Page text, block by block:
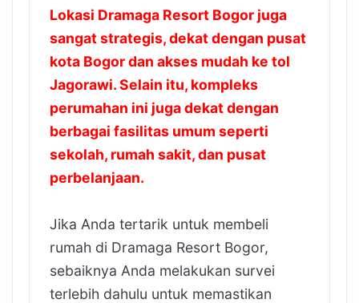
Lokasi Dramaga Resort Bogor juga
sangat strategis, dekat dengan pusat
kota Bogor dan akses mudah ke tol
Jagorawi. Selain itu, kompleks
perumahan ini juga dekat dengan
berbagai fasilitas umum seperti
sekolah, rumah sakit, dan pusat
perbelanjaan.
Jika Anda tertarik untuk membeli
rumah di Dramaga Resort Bogor,
sebaiknya Anda melakukan survei
terlebih dahulu untuk memastikan